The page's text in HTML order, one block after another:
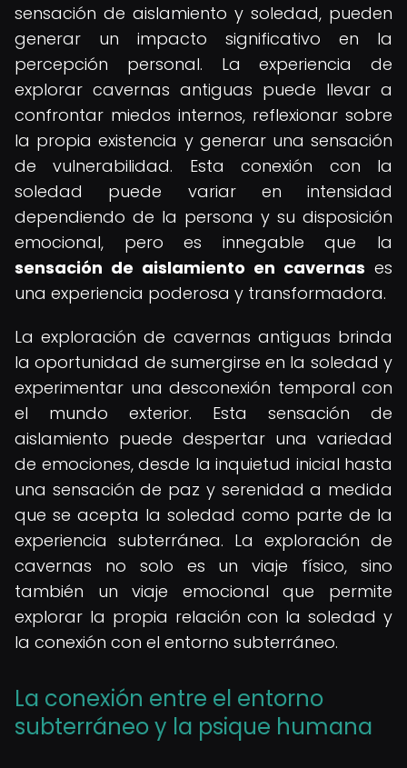
sensación de aislamiento y soledad, pueden
generar un impacto significativo en la
percepción personal. La experiencia de
explorar cavernas antiguas puede llevar a
confrontar miedos internos, reflexionar sobre
la propia existencia y generar una sensación
de vulnerabilidad. Esta conexión con la
soledad puede variar en intensidad
dependiendo de la persona y su disposición
emocional, pero es innegable que la
sensación de aislamiento en cavernas es
una experiencia poderosa y transformadora.
La exploración de cavernas antiguas brinda
la oportunidad de sumergirse en la soledad y
experimentar una desconexión temporal con
el mundo exterior. Esta sensación de
aislamiento puede despertar una variedad
de emociones, desde la inquietud inicial hasta
una sensación de paz y serenidad a medida
que se acepta la soledad como parte de la
experiencia subterránea. La exploración de
cavernas no solo es un viaje físico, sino
también un viaje emocional que permite
explorar la propia relación con la soledad y
la conexión con el entorno subterráneo.
La conexión entre el entorno
subterráneo y la psique humana